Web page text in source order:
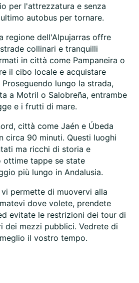
per l'attrezzatura e senza
autobus per tornare.
regione dell'Alpujarras offre
collinari e tranquilli
in città come Pampaneira o
il cibo locale e acquistare
lungo la strada,
a Motril o Salobreña, entrambe
e i frutti di mare.
città come Jaén e Úbeda
circa 90 minuti. Questi luoghi
ma ricchi di storia e
ottime tappe se state
più lungo in Andalusia.
permette di muovervi alla
dove volete, prendete
evitate le restrizioni dei tour di
dei mezzi pubblici. Vedrete di
il vostro tempo.